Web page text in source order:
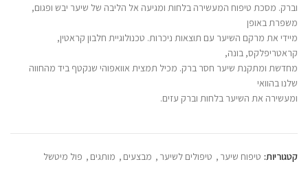
וברק. מסכת טיפוח המעשירה בלחות ומגיעה אל הליבה של שיער יבש ופגום,
משפרת באופן
מיידי את מרקם השיער עם תוצאות ניכרות. טכנולוגיית חלבון קראטין,
קראטריפלקס, בונה,
מחדשת ומתקנת שיער חסר ברק. מכיל תמצית אוואפוהי שנקטף ביד מהחווה
שלנו בהוואי
ומעשירה את השיער בלחות וברק עזים.
קטגוריות: טיפוח שיער , טיפולים לשיער , מבצעים , מותגים , פול מיטשל